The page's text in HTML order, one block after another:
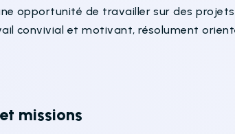
opportunité de travailler sur des
convivial et motivant, résolument
missions